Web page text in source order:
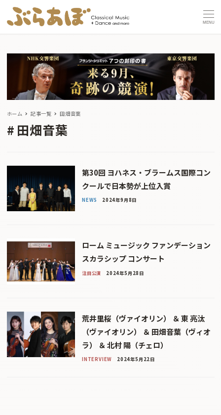
MENU
ホーム 記事一覧 田畑音葉
田畑音葉
第30回 ヨハネス・ブラームス国際コン
クールで日本勢が上位入賞
NEWS 2024年9月8日
ローム ミュージック ファンデーション
スカラシップ コンサート
注目公演 2024年5月28日
荒井里桜（ヴァイオリン） ＆ 東 亮汰
（ヴァイオリン） ＆ 田畑音葉（ヴィオ
ラ） ＆ 北村 陽（チェロ）
INTERVIEW 2024年5月22日